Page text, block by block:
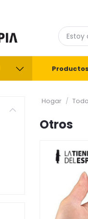
Productos
Hogar
Otros